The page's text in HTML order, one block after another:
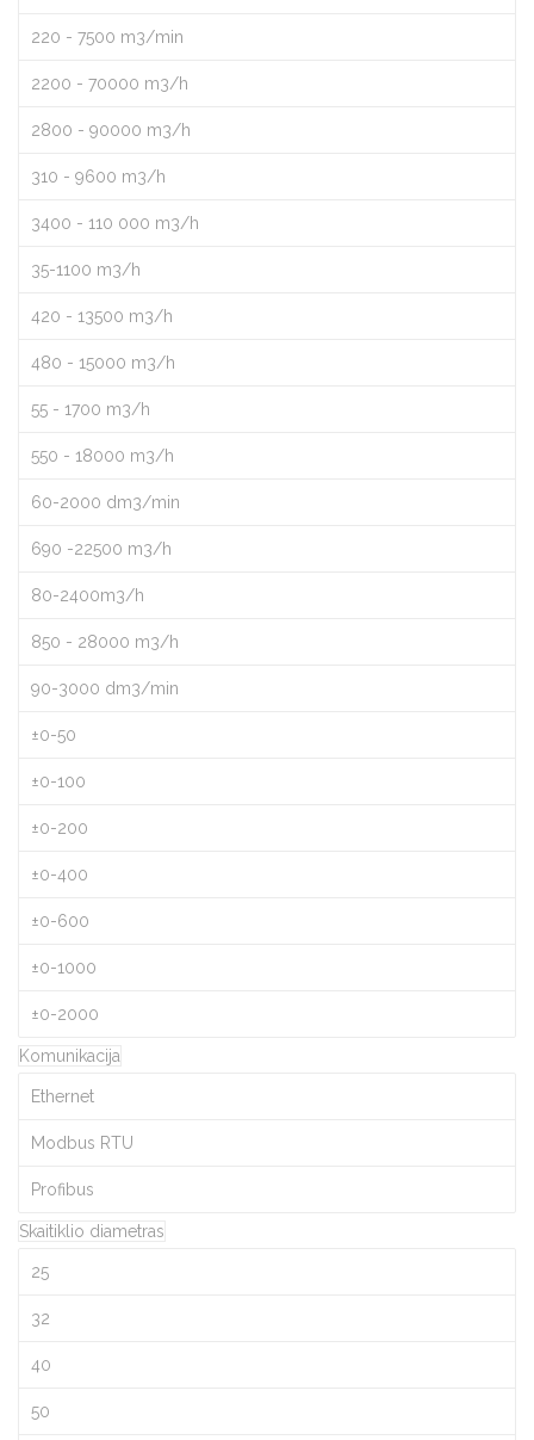
220 - 7500 m3/min
2200 - 70000 m3/h
2800 - 90000 m3/h
310 - 9600 m3/h
3400 - 110 000 m3/h
35-1100 m3/h
420 - 13500 m3/h
480 - 15000 m3/h
55 - 1700 m3/h
550 - 18000 m3/h
60-2000 dm3/min
690 -22500 m3/h
80-2400m3/h
850 - 28000 m3/h
90-3000 dm3/min
±0-50
±0-100
±0-200
±0-400
±0-600
±0-1000
±0-2000
Komunikacija
Ethernet
Modbus RTU
Profibus
Skaitiklio diametras
25
32
40
50